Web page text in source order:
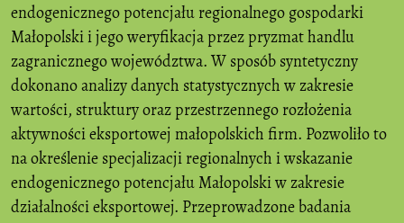
endogenicznego potencjału regionalnego gospodarki
Małopolski i jego weryfikacja przez pryzmat handlu
zagranicznego województwa. W sposób syntetyczny
dokonano analizy danych statystycznych w zakresie
wartości, struktury oraz przestrzennego rozłożenia
aktywności eksportowej małopolskich firm. Pozwoliło to
na określenie specjalizacji regionalnych i wskazanie
endogenicznego potencjału Małopolski w zakresie
działalności eksportowej. Przeprowadzone badania